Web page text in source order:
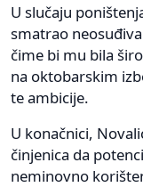
U slučaju
smatrao
čime bi mu bila
na oktobarskim
te ambicije.
U konačnici,
činjenica da
neminovno